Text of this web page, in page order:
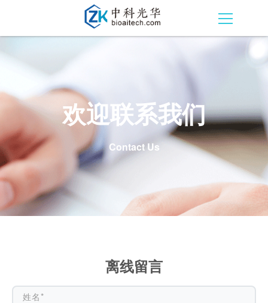
欢迎联系我们
Contact Us
离线留言